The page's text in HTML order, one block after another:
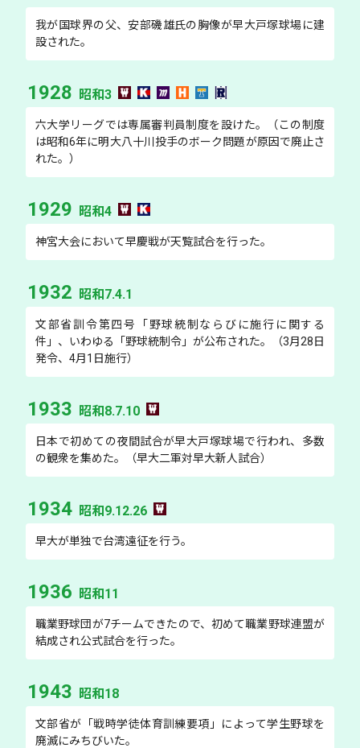
我が国球界の父、安部磯雄氏の胸像が早大戸塚球場に建
設された。
1928 昭和3
六大学リーグでは専属審判員制度を設けた。（この制度
は昭和6年に明大八十川投手のボーク問題が原因で廃止さ
れた。）
1929 昭和4
神宮大会において早慶戦が天覧試合を行った。
1932 昭和7.4.1
文部省訓令第四号「野球統制ならびに施行に関する
件」、いわゆる「野球統制令」が公布された。（3月28日
発令、4月1日施行）
1933 昭和8.7.10
日本で初めての夜間試合が早大戸塚球場で行われ、多数
の観衆を集めた。（早大二軍対早大新人試合）
1934 昭和9.12.26
早大が単独で台湾遠征を行う。
1936 昭和11
職業野球団が7チームできたので、初めて職業野球連盟が
結成され公式試合を行った。
1943 昭和18
文部省が「戦時学徒体育訓練要項」によって学生野球を
廃滅にみちびいた。